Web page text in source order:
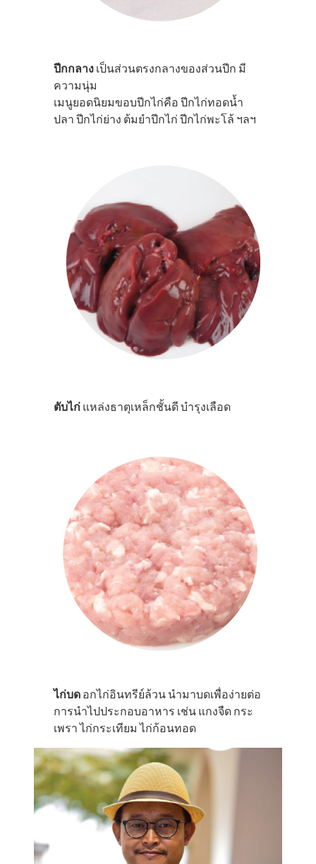
ปีกกลาง เป็นส่วนตรงกลางของส่วนปีก มี
ความนุ่ม
เมนูยอดนิยมขอบปีกไก่คือ ปีกไก่ทอดนํ้า
ปลา ปีกไก่ย่าง ต้มยำปีกไก่ ปีกไก่พะโล้ ฯลฯ
ตับไก่ แหล่งธาตุเหล็กชั้นดี บำรุงเลือด
ไก่บด อกไก่อินทรีย์ล้วน นำมาบดเพื่อง่ายต่อ
การนำไปประกอบอาหาร เช่น แกงจืด กระ
เพรา ไก่กระเทียม ไก่ก้อนทอด